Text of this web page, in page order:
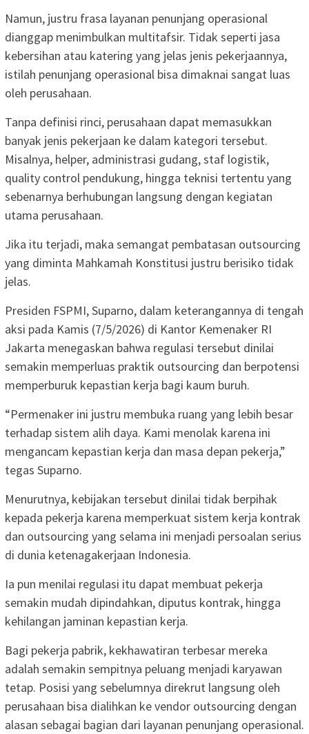
Namun, justru frasa layanan penunjang operasional
dianggap menimbulkan multitafsir. Tidak seperti jasa
kebersihan atau katering yang jelas jenis pekerjaannya,
istilah penunjang operasional bisa dimaknai sangat luas
oleh perusahaan.
Tanpa definisi rinci, perusahaan dapat memasukkan
banyak jenis pekerjaan ke dalam kategori tersebut.
Misalnya, helper, administrasi gudang, staf logistik,
quality control pendukung, hingga teknisi tertentu yang
sebenarnya berhubungan langsung dengan kegiatan
utama perusahaan.
Jika itu terjadi, maka semangat pembatasan outsourcing
yang diminta Mahkamah Konstitusi justru berisiko tidak
jelas.
Presiden FSPMI, Suparno, dalam keterangannya di tengah
aksi pada Kamis (7/5/2026) di Kantor Kemenaker RI
Jakarta menegaskan bahwa regulasi tersebut dinilai
semakin memperluas praktik outsourcing dan berpotensi
memperburuk kepastian kerja bagi kaum buruh.
“Permenaker ini justru membuka ruang yang lebih besar
terhadap sistem alih daya. Kami menolak karena ini
mengancam kepastian kerja dan masa depan pekerja,”
tegas Suparno.
Menurutnya, kebijakan tersebut dinilai tidak berpihak
kepada pekerja karena memperkuat sistem kerja kontrak
dan outsourcing yang selama ini menjadi persoalan serius
di dunia ketenagakerjaan Indonesia.
Ia pun menilai regulasi itu dapat membuat pekerja
semakin mudah dipindahkan, diputus kontrak, hingga
kehilangan jaminan kepastian kerja.
Bagi pekerja pabrik, kekhawatiran terbesar mereka
adalah semakin sempitnya peluang menjadi karyawan
tetap. Posisi yang sebelumnya direkrut langsung oleh
perusahaan bisa dialihkan ke vendor outsourcing dengan
alasan sebagai bagian dari layanan penunjang operasional.